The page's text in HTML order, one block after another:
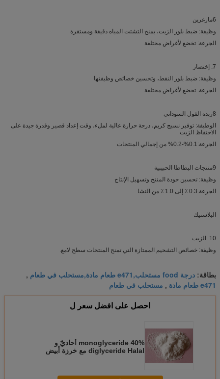
6مارغرين
وظيفة: ضبط بلور الزيت، يمنح التشتت المياه دقيقة ومستقرة
الجرعة: تخضع لأغراض مختلفة
7. إختصار
وظيفة: ضبط بلور النفط، وتحسين خصائص وظيفتها
الجرعة: تخضع لأغراض مختلفة
8زبدة الفول السوداني
الوظيفة: توفير نسيج كريم، درجة حرارة عالية لملء، وقت إعداد قصير وقدرة جيدة على
الاحتفاظ الزيت
الجرعة:0.1%-0.2% من إجمالي المنتجات
9منتجات البطاطا الحبيبية
وظيفة: تحسين جودة المنتج وتسهيل الإنتاج
الجرعة:0.3 ٪ إلى 1.0 ٪ من النشا
البلاستيك
10. الزيت
وظيفة: خصائص التشحيم الممتازة التي تمنح المنتجات سطح لامع.
بطاقة: درجة food مستحلب,e471 طعام مادة,مستحلب في طعام ,
e471 طعام مادة , مستحلب في طعام
احصل على افضل سعر ل
40% monoglyceride أحاديّ و
diglyceride Halal مع خرزة أبيض